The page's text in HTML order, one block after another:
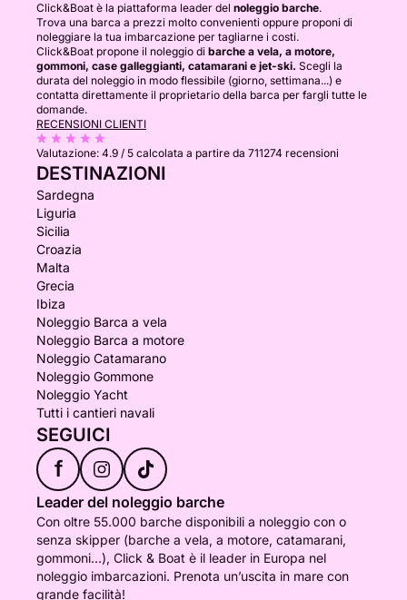
Click&Boat è la piattaforma leader del noleggio barche.
Trova una barca a prezzi molto convenienti oppure proponi di
noleggiare la tua imbarcazione per tagliarne i costi.
Click&Boat propone il noleggio di barche a vela, a motore,
gommoni, case galleggianti, catamarani e jet-ski. Scegli la
durata del noleggio in modo flessibile (giorno, settimana...) e
contatta direttamente il proprietario della barca per fargli tutte le
domande.
RECENSIONI CLIENTI
Valutazione: 4.9 / 5 calcolata a partire da 711274 recensioni
DESTINAZIONI
Sardegna
Liguria
Sicilia
Croazia
Malta
Grecia
Ibiza
Noleggio Barca a vela
Noleggio Barca a motore
Noleggio Catamarano
Noleggio Gommone
Noleggio Yacht
Tutti i cantieri navali
SEGUICI
f
Leader del noleggio barche
Con oltre 55.000 barche disponibili a noleggio con o
senza skipper (barche a vela, a motore, catamarani,
gommoni...), Click & Boat è il leader in Europa nel
noleggio imbarcazioni. Prenota un’uscita in mare con
grande facilità!